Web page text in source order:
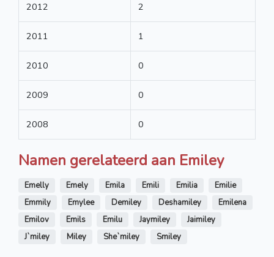
2012 2
2011 1
2010 0
2009 0
2008 0
Namen gerelateerd aan Emiley
Emelly Emely Emila Emili Emilia
Emilie
Emmily
Emylee Demiley Deshamiley
Emilena
Emilov
Emils Emilu Jaymiley
Jaimiley
J`miley
Miley She`miley Smiley